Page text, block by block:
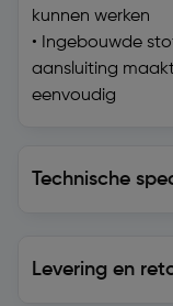
kunnen werken
• Ingebouwde
aansluiting
eenvoudig
Technische
Levering en